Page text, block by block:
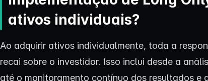
ativos individuais?
Ao adquirir ativos individualmente, toda a
recai sobre o investidor. Isso inclui desde a
até o monitoramento contínuo dos resultados e